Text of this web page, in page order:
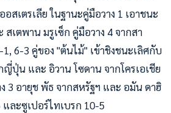
อสเตรเลีย ในฐานะคู่มือวาง 1 เอาชนะ
เตพาน มรูเซ็ก คู่มือวาง 4 จากสา
6-3 คู่ของ "ต้นไม้" เข้าชิงชนะเลิศกับ
ญี่ปุ่น และ อิวาน โซดาน จากโครเอเชีย
3 อายุช พัธ จากสหรัฐฯ และ อมัน ดาฮิ
ละซูเปอร์ไทเบรก 10-5